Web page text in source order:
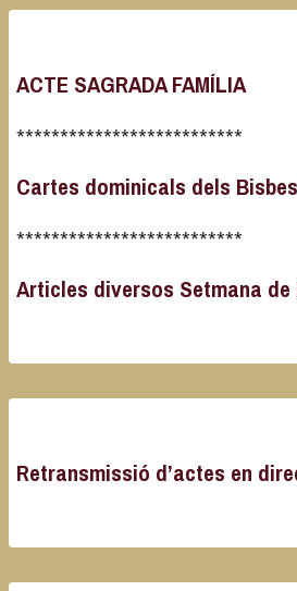
ACTE SAGRADA FAMÍLIA
**************************
Cartes dominicals dels
**************************
Articles diversos Setmana de
Retransmissió d’actes en